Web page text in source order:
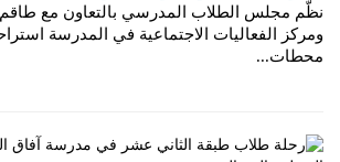
نظّم مجلس الطلاب المدرسي بالتعاون مع طاقم
ومركز الفعاليات الاجتماعية في المدرسة
محطات...